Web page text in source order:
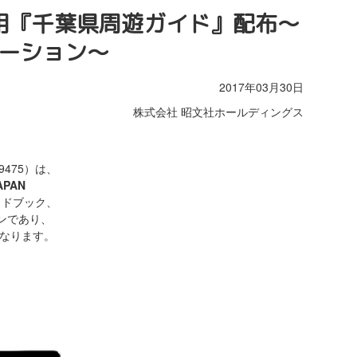
千葉県周遊ガイド』配布～
ション～
2017年03月30日
株式会社 昭文社ホールディングス
）は、
ブック、
あり、
ります。